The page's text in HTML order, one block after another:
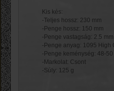
Kis kés:
-Teljes hossz: 230 mm
-Penge hossz: 150 mm
-Penge vastagság: 2.5 mm
-Penge anyag: 1095 High
-Penge keménység: 48-50
-Markolat: Csont
-Súly: 125 g